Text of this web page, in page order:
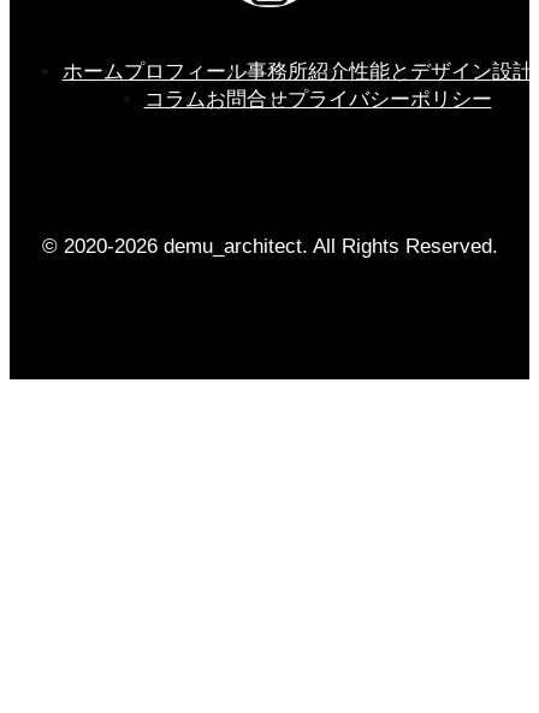
ホームプロフィール事務所紹介性能とデザイン設計
コラムお問合せプライバシーポリシー
© 2020-2026 demu_architect. All Rights Reserved.